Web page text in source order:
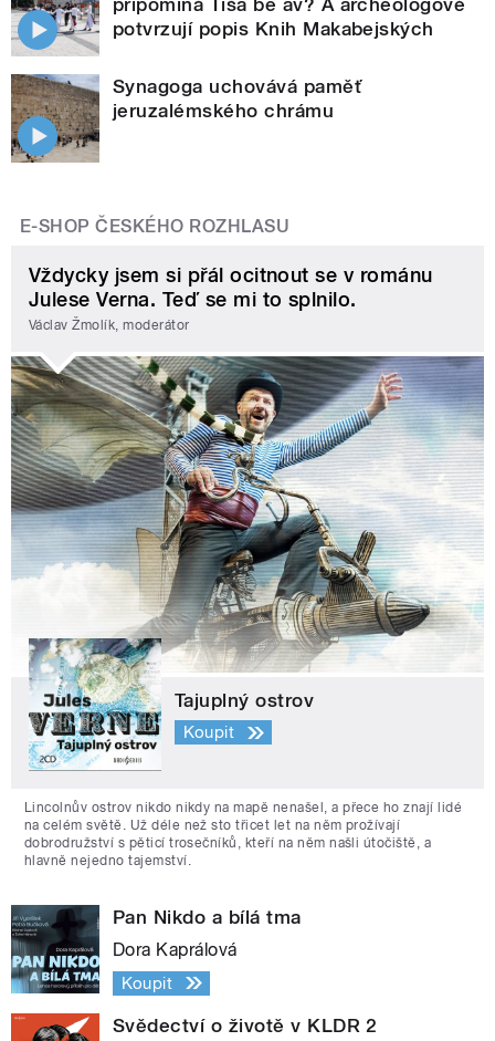
potvrzují popis Knih Makabejských
Synagoga uchovává paměť
jeruzalémského chrámu
E-SHOP ČESKÉHO ROZHLASU
Vždycky jsem si přál ocitnout se v románu
Julese Verna. Teď se mi to splnilo.
Václav Žmolík, moderátor
Tajuplný ostrov
Koupit
Lincolnův ostrov nikdo nikdy na mapě nenašel, a přece ho znají lidé
na celém světě. Už déle než sto třicet let na něm prožívají
dobrodružství s pěticí trosečníků, kteří na něm našli útočiště, a
hlavně nejedno tajemství.
Pan Nikdo a bílá tma
Dora Kaprálová
Koupit
Svědectví o životě v KLDR 2